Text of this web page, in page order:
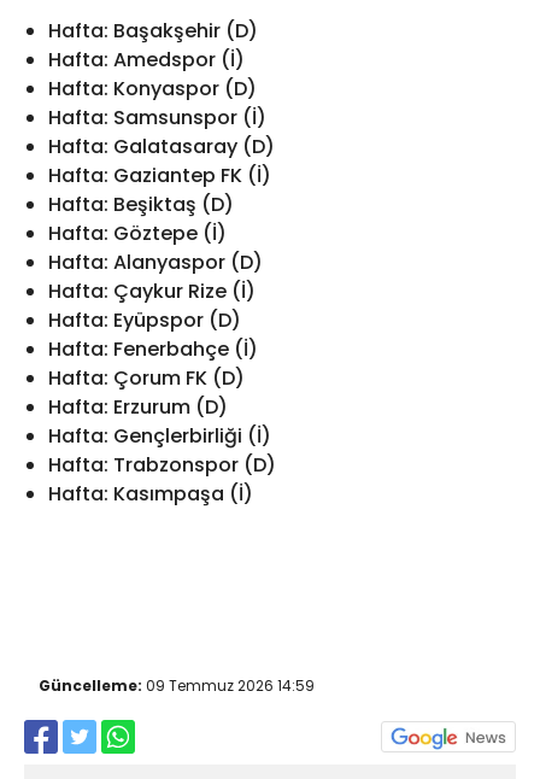
Hafta: Başakşehir (D)
Hafta: Amedspor (İ)
Hafta: Konyaspor (D)
Hafta: Samsunspor (İ)
Hafta: Galatasaray (D)
Hafta: Gaziantep FK (İ)
Hafta: Beşiktaş (D)
Hafta: Göztepe (İ)
Hafta: Alanyaspor (D)
Hafta: Çaykur Rize (İ)
Hafta: Eyüpspor (D)
Hafta: Fenerbahçe (İ)
Hafta: Çorum FK (D)
Hafta: Erzurum (D)
Hafta: Gençlerbirliği (İ)
Hafta: Trabzonspor (D)
Hafta: Kasımpaşa (İ)
Güncelleme: 09 Temmuz 2026 14:59